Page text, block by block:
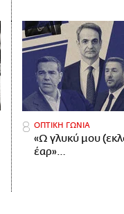
ΟΠΤΙΚΗ ΓΩΝΙΑ
«Ω γλυκύ μου
έαρ»…